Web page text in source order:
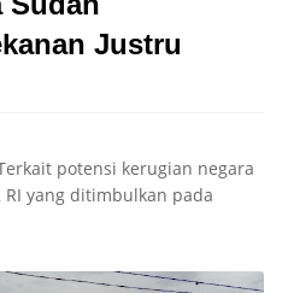
Justru
potensi kerugian negara
yang ditimbulkan pada